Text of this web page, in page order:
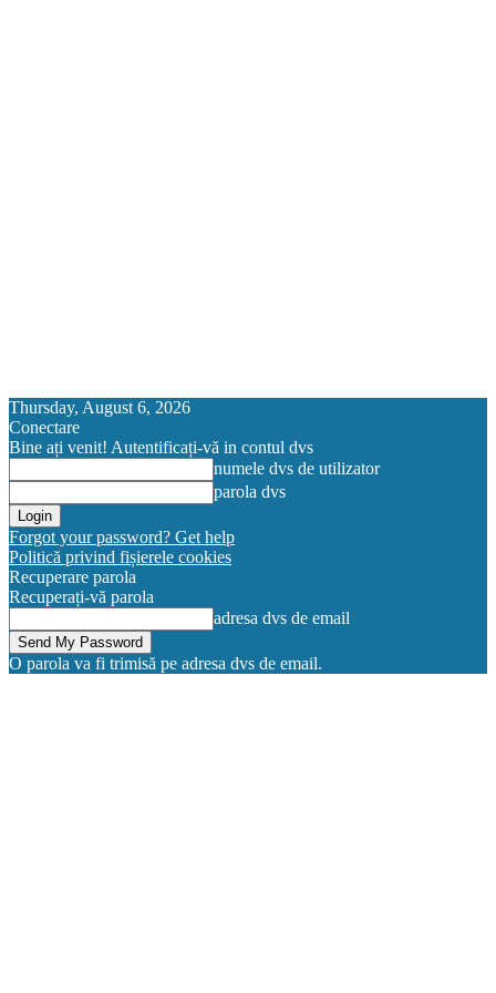
Thursday, August 6, 2026
Conectare
Bine ați venit! Autentificați-vă in contul dvs
numele dvs de utilizator
parola dvs
Forgot your password? Get help
Politică privind fișierele cookies
Recuperare parola
Recuperați-vă parola
adresa dvs de email
O parola va fi trimisă pe adresa dvs de email.